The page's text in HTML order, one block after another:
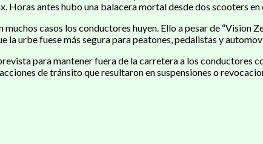
antes hubo una balacera mortal desde dos scooters en
casos los conductores huyen. Ello a pesar de “Vision
urbe fuese más segura para peatones, pedalistas y
para mantener fuera de la carretera a los conductores
de tránsito que resultaron en suspensiones o